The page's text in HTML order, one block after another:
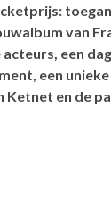
van
een
een
Ketnet en de